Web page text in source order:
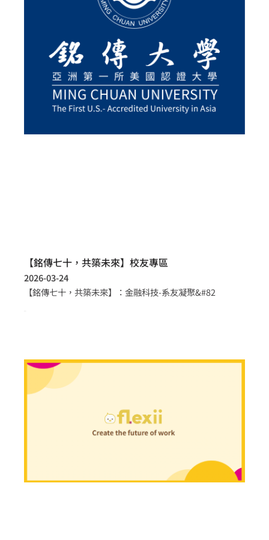
【銘傳七十，共築未來】校友專區
2026-03-24
【銘傳七十，共築未來】：金融科技-系友凝聚&#82